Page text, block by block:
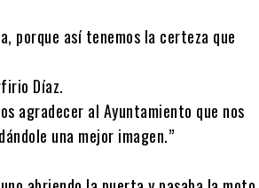
porque así tenemos la certeza que
Díaz.
agradecer al Ayuntamiento que nos
una mejor imagen.”